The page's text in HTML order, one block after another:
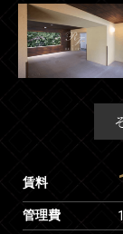
賃料
管理費